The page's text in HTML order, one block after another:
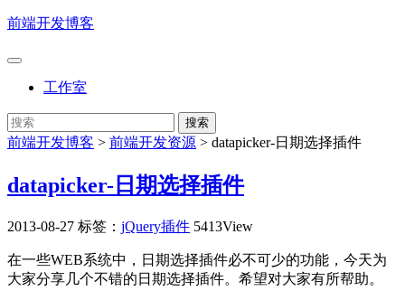
前端开发博客
工作室
前端开发博客 > 前端开发资源 > datapicker-日期选择插件
datapicker-日期选择插件
2013-08-27 标签： jQuery插件 5413View
在一些WEB系统中，日期选择插件必不可少的功能，今天为
大家分享几个不错的日期选择插件。希望对大家有所帮助。